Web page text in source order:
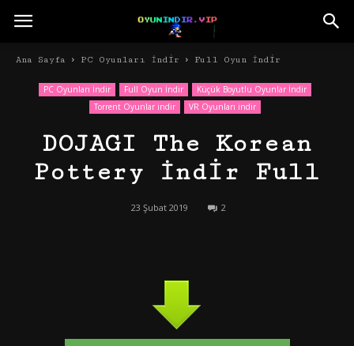
Ana Sayfa PC Oyunları İndir Full Oyun İndir
PC Oyunları İndir Full Oyun İndir
Küçük Boyutlu Oyunlar İndir
Torrent Oyunlar indir
VR Oyunları indir
DOJAGI The Korean
Pottery İndir Full
23 Şubat 2019 2